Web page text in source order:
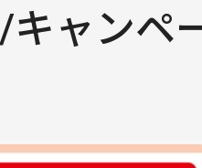
ャンペ